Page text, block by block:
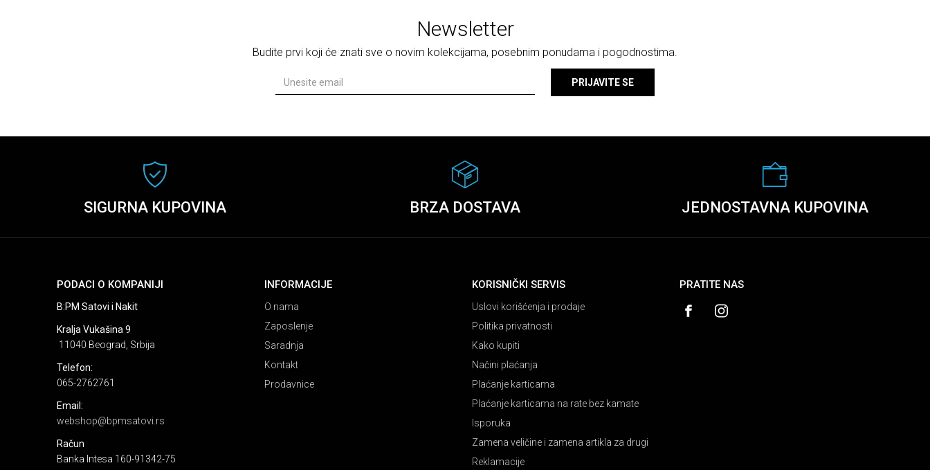
Newsletter
Budite prvi koji će znati sve o novim kolekcijama, posebnim ponudama i pogodnostima.
PRIJAVITE SE
SIGURNA KUPOVINA BRZA DOSTAVA JEDNOSTAVNA KUPOVINA
PODACI O KOMPANIJI
B:PM Satovi i Nakit
Kralja Vukašina 9
11040 Beograd, Srbija
Telefon:
065-2762761
Email:
webshop@bpmsatovi.rs
Račun
Banka Intesa 160-91342-75
INFORMACIJE
O nama
Zaposlenje
Saradnja
Kontakt
Prodavnice
KORISNIČKI SERVIS
Uslovi korišćenja i prodaje
Politika privatnosti
Kako kupiti
Načini plaćanja
Plaćanje karticama
Plaćanje karticama na rate bez kamate
Isporuka
Zamena veličine i zamena artikla za drugi
Reklamacije
PRATITE NAS